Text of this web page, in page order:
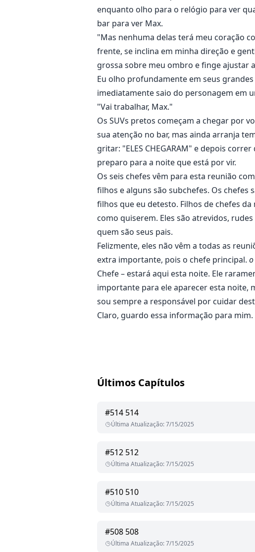
enquanto olho para o relógio para ver
bar para ver Max.
"Mas nenhuma delas terá meu coração
frente, se inclina em minha direção e
grossa sobre meu ombro e finge ajustar
Eu olho profundamente em seus
imediatamente saio do personagem em
"Vai trabalhar, Max."
Os SUVs pretos começam a chegar por
sua atenção no bar, mas ainda arranja
gritar: "ELES CHEGARAM" e depois
preparo para a noite que está por vir.
Os seis chefes vêm para esta reunião
filhos e alguns são subchefes. Os chefes
filhos que eu detesto. Filhos de chefes
como quiserem. Eles são atrevidos,
quem são seus pais.
Felizmente, eles não vêm a todas as
extra importante, pois o chefe principal.
Chefe – estará aqui esta noite. Ele
importante para ele aparecer esta noite,
sou sempre a responsável por cuidar
Claro, guardo essa informação para
Últimos Capítulos
#514 514
Última Atualização:7/15/2025
#512 512
Última Atualização:7/15/2025
#510 510
Última Atualização:7/15/2025
#508 508
Última Atualização:7/15/2025